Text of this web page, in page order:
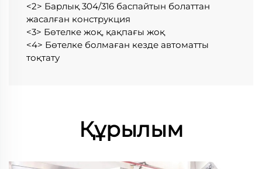
<2> Барлық 304/316 баспайтын болаттан
жасалған конструкция
<3> Бөтелке жоқ, қақпағы жоқ
<4> Бөтелке болмаған кезде автоматты
тоқтату
Құрылым